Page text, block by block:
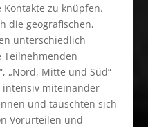
zu knüpfen.
die geografischen,
unterschiedlich
Teilnehmenden
„Nord, Mitte und Süd“
intensiv miteinander
und tauschten sich
Vorurteilen und